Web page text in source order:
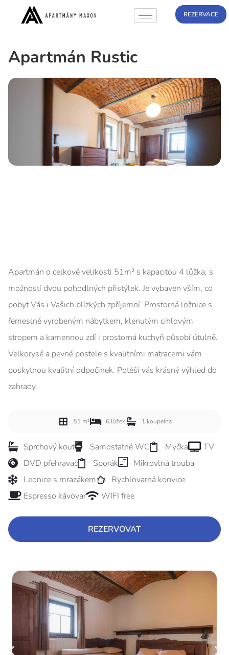
REZERVACE
Apartmán Rustic
Apartmán o celkové velikosti 51m² s kapacitou 4 lůžka, s
možností dvou pohodlných přistýlek. Je vybaven vším, co
pobyt Vás i Vašich blízkých zpříjemní. Prostorná ložnice s
řemeslně vyrobeným nábytkem, klenutým cihlovým
stropem a kamennou zdí i prostorná kuchyň působí útulně.
Velkorysé a pevné postele s kvalitními matracemi vám
poskytnou kvalitní odpočinek. Potěší vás krásný výhled do
zahrady.
51 m² 6 lůžek 1 koupelna
Sprchový kout Samostatné WC Myčka
TV
DVD přehravač
Sporák
Mikrovlná trouba
Lednice s mrazákem
Rychlovarná konvice
Espresso kávovar
WIFI free
REZERVOVAT